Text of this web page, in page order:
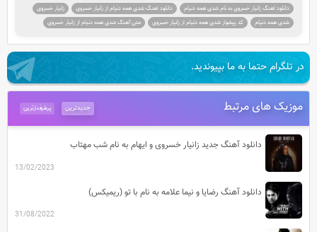
دانلود اهنگ زانیار خسروی به نام شدی همه دنیام
دانلود اهنگ شدی همه دنیام از زانیار خسروی
زانیار خسروی
شدی همه دنیام
کد پیشواز شدی همه دنیام از زانیار خسروی متن آهنگ شدی همه دنیام از زانیار خسروی
در تلگرام حتما به ما بپیوندید.
موزیک های مرتبط پرطرفدارترین جدیدترین
دانلود آهنگ جدید زانیار خسروی و ایهام به نام شب مهتاب
13/02/2023
دانلود آهنگ رضایا و نیما علامه به نام با تو (ریمیکس)
31/08/2022